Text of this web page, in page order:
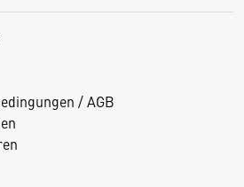
/ AGB